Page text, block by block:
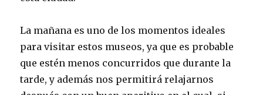
La mañana es uno de los momentos ideales
para visitar estos museos, ya que es probable
que estén menos concurridos que durante la
tarde, y además nos permitirá relajarnos